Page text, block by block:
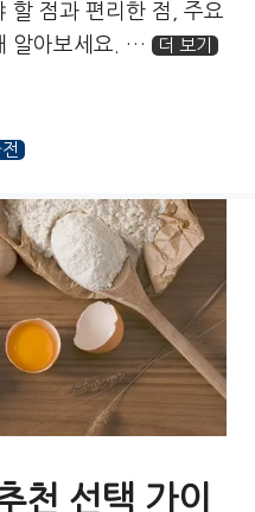
할 점과 편리한 점, 주요
알아보세요. …
더 보기
천 선택 가이